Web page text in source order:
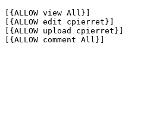
[{ALLOW view All}]
[{ALLOW edit cpierret}]
[{ALLOW upload cpierret}]
[{ALLOW comment All}]